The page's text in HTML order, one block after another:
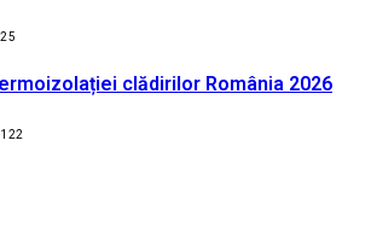
clădirilor România 2026
122